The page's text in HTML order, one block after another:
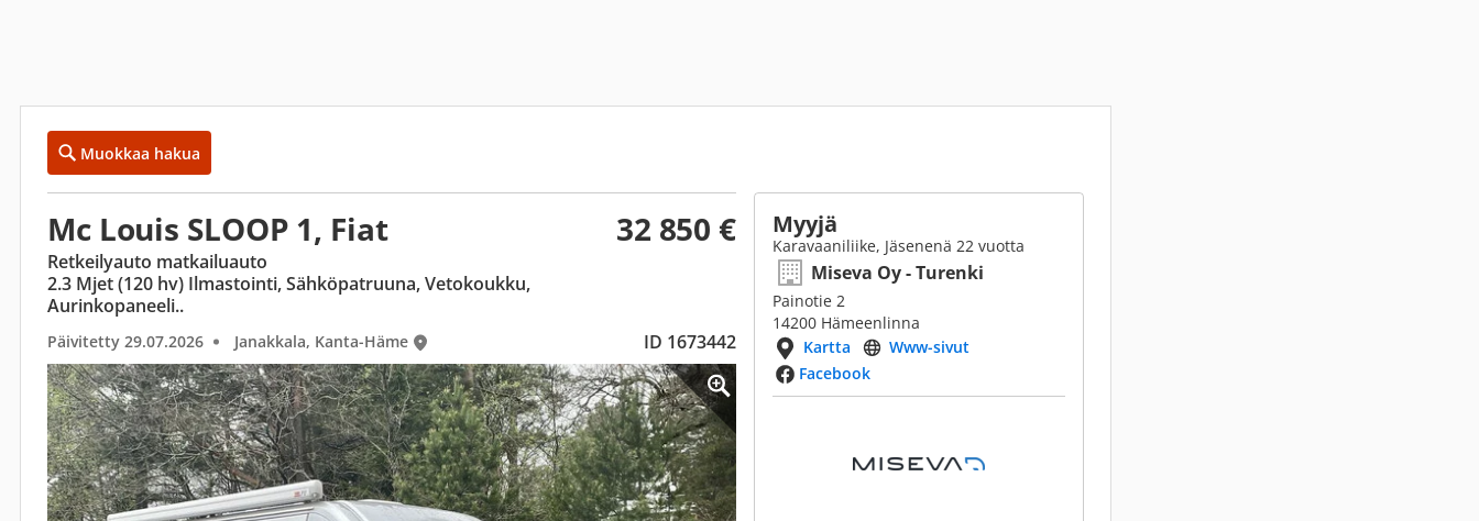
Muokkaa hakua
Mc Louis SLOOP 1, Fiat 32 850 €
Retkeilyauto matkailuauto
2.3 Mjet (120 hv) Ilmastointi, Sähköpatruuna, Vetokoukku,
Aurinkopaneeli..
Päivitetty 29.07.2026 Janakkala, Kanta-Häme ID 1673442
Myyjä
Karavaaniliike, Jäsenenä 22 vuotta
Miseva Oy - Turenki
Painotie 2
14200 Hämeenlinna
Kartta
Www-sivut
Facebook